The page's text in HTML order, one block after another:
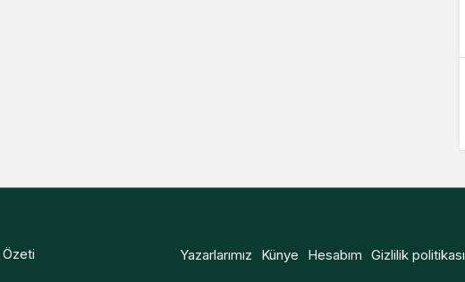
Yazarlarımız Künye Hesabım Gizlilik politikası